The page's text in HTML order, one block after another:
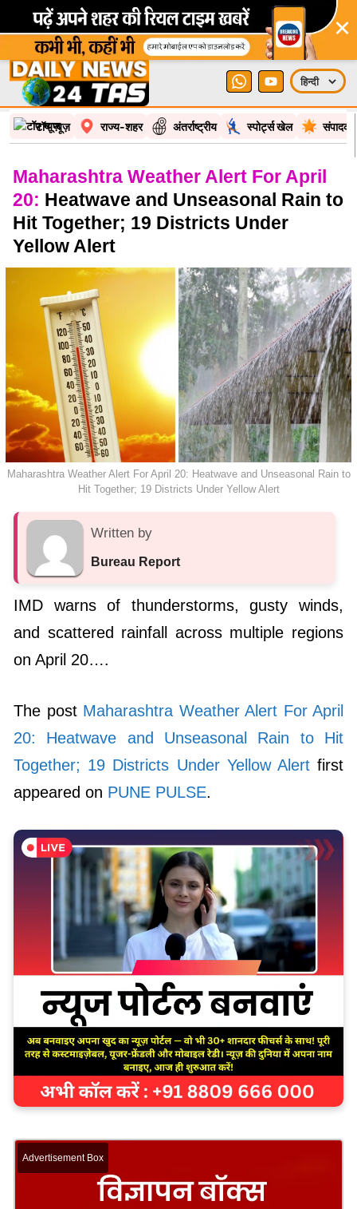
×
टॉप न्यूज़ राज्य-शहर अंतर्राष्ट्रीय स्पोर्ट्स खेल
Maharashtra Weather Alert For April
20: Heatwave and Unseasonal Rain to
Hit Together; 19 Districts Under
Yellow Alert
Maharashtra Weather Alert For April 20: Heatwave and Unseasonal Rain to
Hit Together; 19 Districts Under Yellow Alert
Written by
Bureau Report
IMD warns of thunderstorms, gusty winds,
and scattered rainfall across multiple regions
on April 20….
The post Maharashtra Weather Alert For April
20: Heatwave and Unseasonal Rain to Hit
Together; 19 Districts Under Yellow Alertfirst
appeared on PUNE PULSE.
Advertisement Box